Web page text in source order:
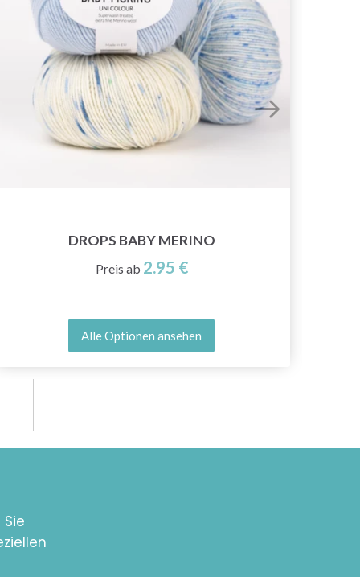
DROPS BABY MERINO
Preis ab 2.95 €
Alle Optionen ansehen